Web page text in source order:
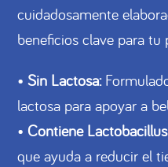
cuidadosamente
beneficios clave para tu
•Sin Lactosa:
lactosa para apoyar a
• Contiene
que ayuda a reducir el